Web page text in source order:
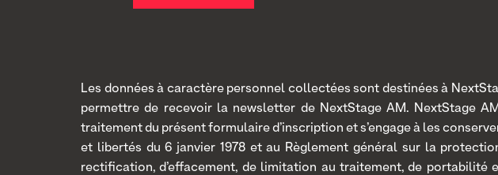
Les données à caractère personnel collectées sont destinées à
permettre de recevoir la newsletter de NextStage AM. NextStage
traitement du présent formulaire d’inscription et s’engage à les
et libertés du 6 janvier 1978 et au Règlement général sur la
rectification, d’effacement, de limitation au traitement, de portabilité